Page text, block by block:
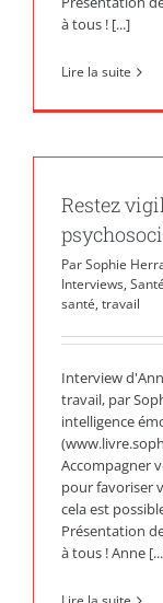
à tous ! [...]
Lire la suite
Restez
ParSophie
Interviews, Santé
santé, travail
Interview
travail, par
intelligence
Accompagner
pour favoriser
cela est
Présentation
à tous ! Anne